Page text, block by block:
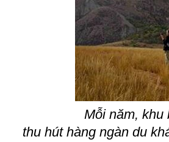
Mỗi năm, khu
thu hút hàng ngàn du